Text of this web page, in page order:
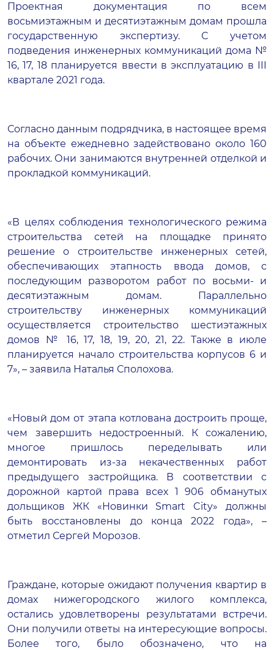
Проектная документация по всем
восьмиэтажным и десятиэтажным домам прошла
государственную экспертизу. С учетом
подведения инженерных коммуникаций дома №
16, 17, 18 планируется ввести в эксплуатацию в III
квартале 2021 года.
Согласно данным подрядчика, в настоящее время
на объекте ежедневно задействовано около 160
рабочих. Они занимаются внутренней отделкой и
прокладкой коммуникаций.
«В целях соблюдения технологического режима
строительства сетей на площадке принято
решение о строительстве инженерных сетей,
обеспечивающих этапность ввода домов, с
последующим разворотом работ по восьми- и
десятиэтажным домам. Параллельно
строительству инженерных коммуникаций
осуществляется строительство шестиэтажных
домов № 16, 17, 18, 19, 20, 21, 22. Также в июле
планируется начало строительства корпусов 6 и
7», – заявила Наталья Сполохова.
«Новый дом от этапа котлована достроить проще,
чем завершить недостроенный. К сожалению,
многое пришлось переделывать или
демонтировать из-за некачественных работ
предыдущего застройщика. В соответствии с
дорожной картой права всех 1 906 обманутых
дольщиков ЖК «Новинки Smart City» должны
быть восстановлены до конца 2022 года», –
отметил Сергей Морозов.
Граждане, которые ожидают получения квартир в
домах нижегородского жилого комплекса,
остались удовлетворены результатами встречи.
Они получили ответы на интересующие вопросы.
Более того, было обозначено, что на